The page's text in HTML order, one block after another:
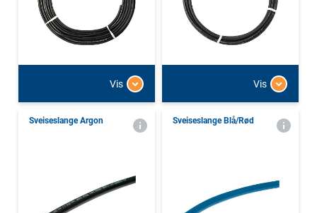
Vis Vis
Sveiseslange Argon Sveiseslange Blå/Rød